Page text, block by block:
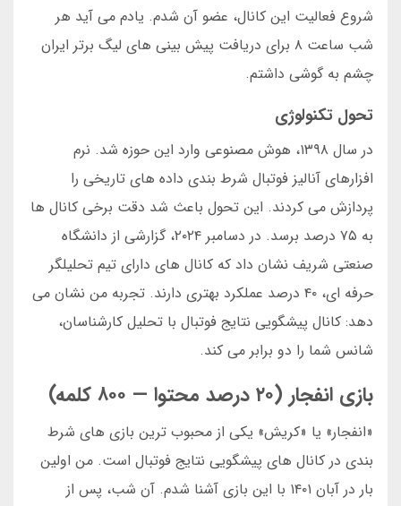
شروع فعالیت این کانال، عضو آن شدم. یادم می آید هر
شب ساعت ۸ برای دریافت پیش بینی های لیگ برتر ایران
چشم به گوشی داشتم.
تحول تکنولوژی
در سال ۱۳۹۸، هوش مصنوعی وارد این حوزه شد. نرم
افزارهای آنالیز فوتبال شرط بندی داده های تاریخی را
پردازش می کردند. این تحول باعث شد دقت برخی کانال ها
به ۷۵ درصد برسد. در دسامبر ۲۰۲۴، گزارشی از دانشگاه
صنعتی شریف نشان داد که کانال های دارای تیم تحلیلگر
حرفه ای، ۴۰ درصد عملکرد بهتری دارند. تجربه من نشان می
دهد: کانال پیشگویی نتایج فوتبال با تحلیل کارشناسان،
شانس شما را دو برابر می کند.
بازی انفجار (۲۰ درصد محتوا — ۸۰۰ کلمه)
«انفجار» یا «کریش» یکی از محبوب ترین بازی های شرط
بندی در کانال های پیشگویی نتایج فوتبال است. من اولین
بار در آبان ۱۴۰۱ با این بازی آشنا شدم. آن شب، پس از